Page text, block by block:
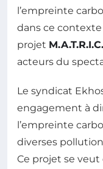
l’empreinte
dans ce
projet
acteurs du
Le syndicat
engagement à
l’empreinte
diverses
Ce projet se